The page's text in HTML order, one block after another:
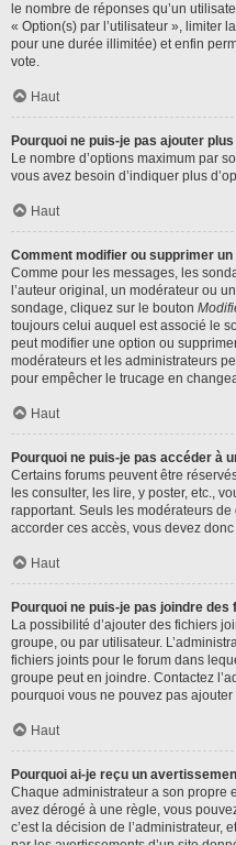
le nombre de réponses qu’un
« Option(s) par l’utilisateur », limiter
pour une durée illimitée) et enfin
vote.
Haut
Pourquoi ne puis-je pas ajouter
Le nombre d’options maximum par
vous avez besoin d’indiquer plus
Haut
Comment modifier ou supprimer un
Comme pour les messages, les
l’auteur original, un modérateur ou
sondage, cliquez sur le bouton
toujours celui auquel est associé le
peut modifier une option ou
modérateurs et les administrateurs
pour empêcher le trucage en
Haut
Pourquoi ne puis-je pas accéder à
Certains forums peuvent être
les consulter, les lire, y poster, etc.,
rapportant. Seuls les modérateurs
accorder ces accès, vous devez
Haut
Pourquoi ne puis-je pas joindre
La possibilité d’ajouter des fichiers
groupe, ou par utilisateur.
fichiers joints pour le forum dans
groupe peut en joindre. Contactez
pourquoi vous ne pouvez pas
Haut
Pourquoi ai-je reçu un
Chaque administrateur a son propre
avez dérogé à une règle, vous
c’est la décision de l’administrateur,